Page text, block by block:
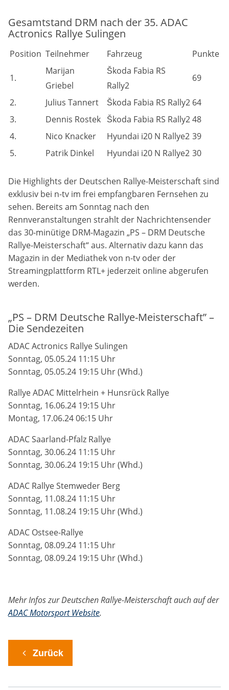
Gesamtstand DRM nach der 35. ADAC
Actronics Rallye Sulingen
Position Teilnehmer Fahrzeug Punkte
1.
Marijan
Griebel
Škoda Fabia RS
Rally2
69
2. Julius Tannert Škoda Fabia RS Rally2 64
3.
Dennis Rostek Škoda Fabia RS Rally248
4.
Nico Knacker Hyundai i20 N Rallye2 39
5.
Patrik Dinkel Hyundai i20 N Rallye2 30
Die Highlights der Deutschen Rallye-Meisterschaft sind
exklusiv bei n-tv im frei empfangbaren Fernsehen zu
sehen. Bereits am Sonntag nach den
Rennveranstaltungen strahlt der Nachrichtensender
das 30-minütige DRM-Magazin „PS – DRM Deutsche
Rallye-Meisterschaft“ aus. Alternativ dazu kann das
Magazin in der Mediathek von n-tv oder der
Streamingplattform RTL+ jederzeit online abgerufen
werden.
„PS – DRM Deutsche Rallye-Meisterschaft” –
Die Sendezeiten
ADAC Actronics Rallye Sulingen
Sonntag, 05.05.24 11:15 Uhr
Sonntag, 05.05.24 19:15 Uhr (Whd.)
Rallye ADAC Mittelrhein + Hunsrück Rallye
Sonntag, 16.06.24 19:15 Uhr
Montag, 17.06.24 06:15 Uhr
ADAC Saarland-Pfalz Rallye
Sonntag, 30.06.24 11:15 Uhr
Sonntag, 30.06.24 19:15 Uhr (Whd.)
ADAC Rallye Stemweder Berg
Sonntag, 11.08.24 11:15 Uhr
Sonntag, 11.08.24 19:15 Uhr (Whd.)
ADAC Ostsee-Rallye
Sonntag, 08.09.24 11:15 Uhr
Sonntag, 08.09.24 19:15 Uhr (Whd.)
Mehr Infos zur Deutschen Rallye-Meisterschaft auch auf der
ADAC Motorsport Website.
Zurück